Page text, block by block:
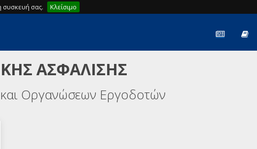
συσκευή σας. Κλείσιμο
ΑΣΦΑΛΙΣΗΣ
Οργανώσεων Εργοδοτών